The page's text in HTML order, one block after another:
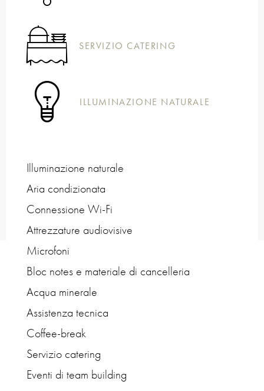
SERVIZIO CATERING
ILLUMINAZIONE NATURALE
Illuminazione naturale
Aria condizionata
Connessione Wi-Fi
Attrezzature audiovisive
Microfoni
Bloc notes e materiale di cancelleria
Acqua minerale
Assistenza tecnica
Coffee-break
Servizio catering
Eventi di team building